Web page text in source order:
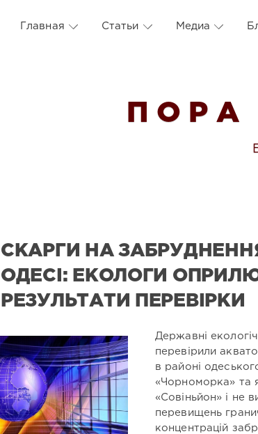
Главная Статьи Медиа
П О Р А
СКАРГИ НА
ОДЕСІ: ЕКОЛОГИ
РЕЗУЛЬТАТИ ПЕРЕВІРКИ
Державні
перевірили
в районі
«Чорноморка» та
«Совіньйон» і не
перевищень
концентрацій